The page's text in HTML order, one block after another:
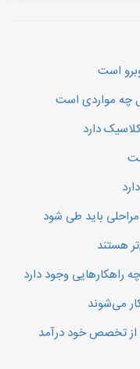
است
چه مواردی است
دارد
باید طی شود
هستند
وجود دارد
می‌شوند
از تخصص خود درآمد